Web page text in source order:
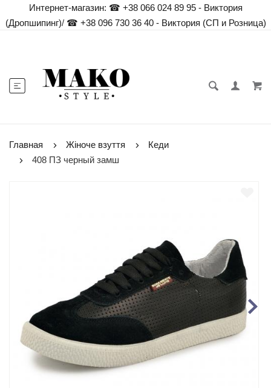
Интернет-магазин: ☎ +38 066 024 89 95 - Виктория
(Дропшипинг)/☎ +38 096 730 36 40 - Виктория (СП и Розница)
Главная Жіноче взуття
Кеди
408 ПЗ черный замш